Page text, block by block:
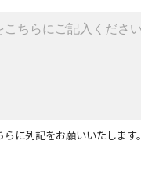
に列記をお願いいたします。